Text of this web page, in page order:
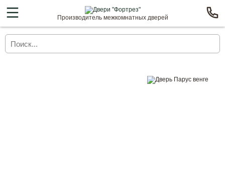
Производитель межкомнатных дверей